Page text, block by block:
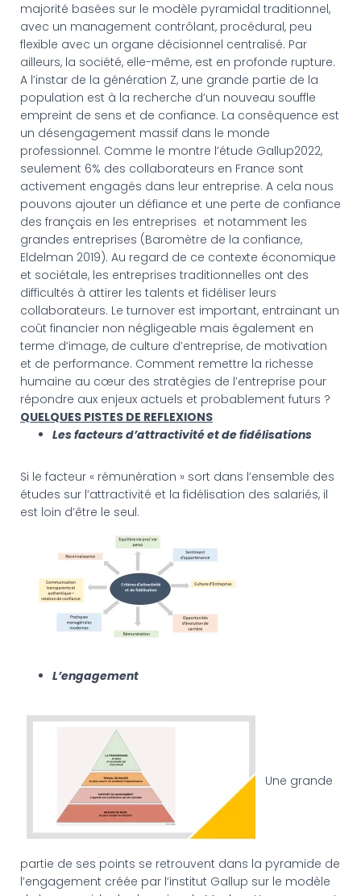
majorité basées sur le modèle pyramidal traditionnel,
avec un management contrôlant, procédural, peu
flexible avec un organe décisionnel centralisé. Par
ailleurs, la société, elle-même, est en profonde rupture.
A l’instar de la génération Z, une grande partie de la
population est à la recherche d’un nouveau souffle
empreint de sens et de confiance. La conséquence est
un désengagement massif dans le monde
professionnel. Comme le montre l’étude Gallup2022,
seulement 6% des collaborateurs en France sont
activement engagés dans leur entreprise. A cela nous
pouvons ajouter un défiance et une perte de confiance
des français en les entreprises et notamment les
grandes entreprises (Baromètre de la confiance,
Eldelman 2019). Au regard de ce contexte économique
et sociétale, les entreprises traditionnelles ont des
difficultés à attirer les talents et fidéliser leurs
collaborateurs. Le turnover est important, entrainant un
coût financier non négligeable mais également en
terme d’image, de culture d’entreprise, de motivation
et de performance. Comment remettre la richesse
humaine au cœur des stratégies de l’entreprise pour
répondre aux enjeux actuels et probablement futurs ?
QUELQUES PISTES DE REFLEXIONS
Les facteurs d’attractivité et de fidélisations
Si le facteur « rémunération » sort dans l’ensemble des
études sur l’attractivité et la fidélisation des salariés, il
est loin d’être le seul.
L’engagement
Une grande
partie de ses points se retrouvent dans la pyramide de
l’engagement créée par l’institut Gallup sur le modèle